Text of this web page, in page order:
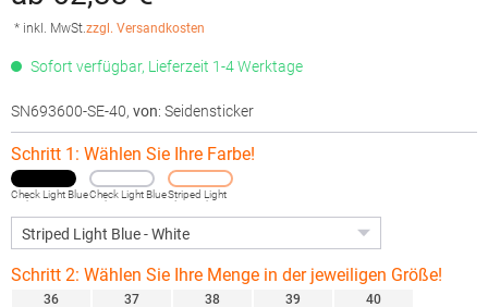
* inkl. MwSt.zzgl. Versandkosten
Sofort verfügbar, Lieferzeit 1-4 Werktage
SN693600-SE-40, von: Seidensticker
Schritt 1: Wählen Sie Ihre Farbe!
Check Light Blue
- White
Check Light Blue
- White
Striped Light
Blue - White
Schritt 2: Wählen Sie Ihre Menge in der jeweiligen Größe!
36
37
38
39
40